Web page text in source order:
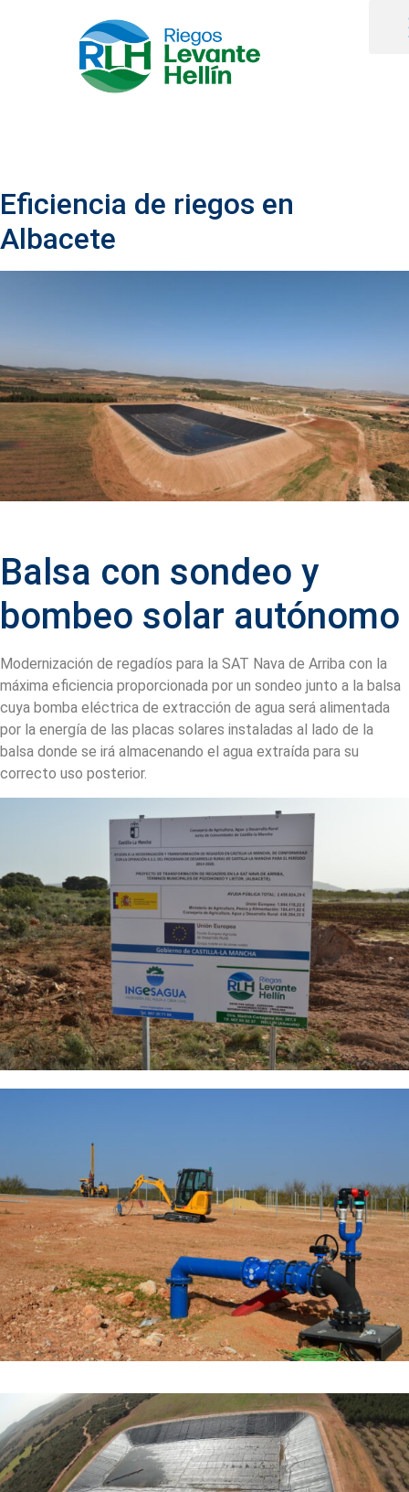
Eficiencia de riegos en
Albacete
Balsa con sondeo y
bombeo solar autónomo
Modernización de regadíos para la SAT Nava de Arriba con la
máxima eficiencia proporcionada por un sondeo junto a la balsa
cuya bomba eléctrica de extracción de agua será alimentada
por la energía de las placas solares instaladas al lado de la
balsa donde se irá almacenando el agua extraída para su
correcto uso posterior.